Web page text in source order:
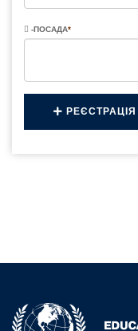
-ПОСАДА*
РЕЄСТРАЦІЯ